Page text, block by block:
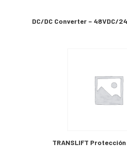
DC/DC Converter – 48VDC/
TRANSLIFT